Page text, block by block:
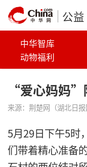
公益
中华智库
动物福利
“爱心妈妈
来源： 荆楚网（湖北日报
5月29日下午5时
们带着精心准备